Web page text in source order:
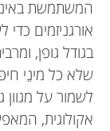
המשתמשת
אורגניזמים
בגודל גופן,
שלא כל מינֵי
לשמור על
אקולוגית,